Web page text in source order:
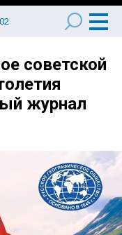
советской
журнал